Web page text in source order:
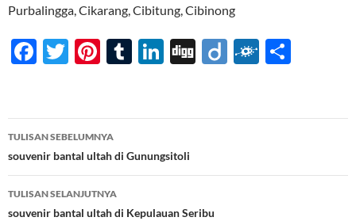
Purbalingga, Cikarang, Cibitung, Cibinong
F
b
o
o
k
T
er
Pi
es
t
T
bl
r
Li
e
dI
n
Di Di F
d e
Navigasi
Tulisan
TULISAN SEBELUMNYA
souvenir bantal ultah di Gunungsitoli
TULISAN SELANJUTNYA
souvenir bantal ultah di Kepulauan Seribu